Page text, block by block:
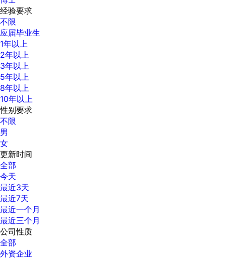
经验要求
不限
应届毕业生
1年以上
2年以上
3年以上
5年以上
8年以上
10年以上
性别要求
不限
男
女
更新时间
全部
今天
最近3天
最近7天
最近一个月
最近三个月
公司性质
全部
外资企业